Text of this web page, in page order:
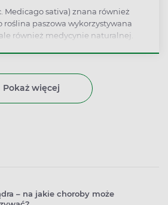
Medicago sativa) znana również
roślina paszowa wykorzystywana
również medycynie naturalnej.
włosów, skóry i paznokci.
Pokaż więcej
– na jakie choroby może